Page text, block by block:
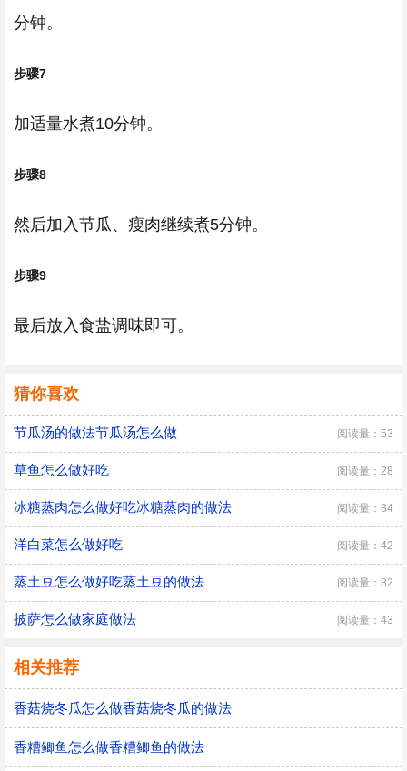
分钟。
步骤7
加适量水煮10分钟。
步骤8
然后加入节瓜、瘦肉继续煮5分钟。
步骤9
最后放入食盐调味即可。
猜你喜欢
节瓜汤的做法节瓜汤怎么做 阅读量：53
草鱼怎么做好吃 阅读量：28
冰糖蒸肉怎么做好吃冰糖蒸肉的做法 阅读量：84
洋白菜怎么做好吃 阅读量：42
蒸土豆怎么做好吃蒸土豆的做法 阅读量：82
披萨怎么做家庭做法 阅读量：43
相关推荐
香菇烧冬瓜怎么做香菇烧冬瓜的做法
香糟鲫鱼怎么做香糟鲫鱼的做法